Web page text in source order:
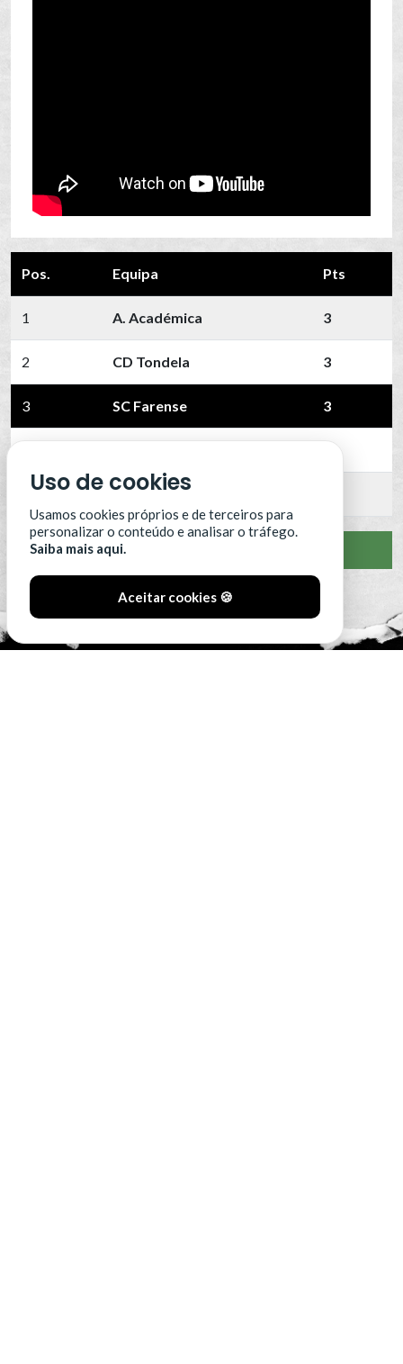
Pos. Equipa Pts
1 A. Académica 3
2 CD Tondela 3
3 SC Farense 3
Portimonense
VER CLASSIFICAÇÃO COMPLETA
Uso de cookies
Usamos cookies próprios e de terceiros para
personalizar o conteúdo e analisar o tráfego.
Saiba mais aqui.
Aceitar cookies 🍪